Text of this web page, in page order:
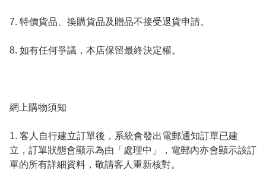
7. 特價貨品、換購貨品及贈品不接受退貨申請。
8. 如有任何爭議，本店保留最終決定權。
網上購物須知
1. 客人自行建立訂單後，系統會發出電郵通知訂單已建
立，訂單狀態會顯示為由「處理中」，電郵內亦會顯示該訂
單的所有詳細資料，敬請客人重新核對。